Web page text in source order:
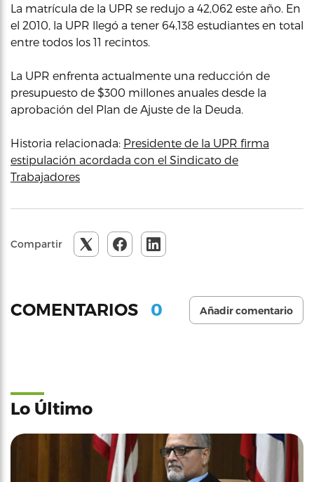
La matrícula de la UPR se redujo a 42,062 este año. En
el 2010, la UPR llegó a tener 64,138 estudiantes en total
entre todos los 11 recintos.
La UPR enfrenta actualmente una reducción de
presupuesto de $300 millones anuales desde la
aprobación del Plan de Ajuste de la Deuda.
Historia relacionada: Presidente de la UPR firma
estipulación acordada con el Sindicato de
Trabajadores
Compartir
COMENTARIOS 0 Añadir comentario
Lo Último